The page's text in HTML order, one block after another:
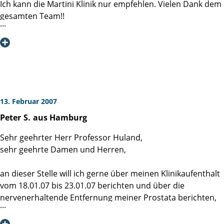
Ziel dienen zu wollen -den Patienten die bestmögliche
Pflege und Versorgung zukommen zu lassen. Dafür danke
ich der Martiniklinik von ganzem Herzen, auch im Namen
meiner Frau (die Besucher genießen ebenso die besondere
Herzlichen Dank dem gesamten Team!
Hans-G. Brockmann Rotenburg (Wümme)
Ich kann die Martini Klinik nur empfehlen. Vielen Dank dem
gesamten Team!!
13. Februar 2007
Peter S. aus Hamburg
Sehr geehrter Herr Professor Huland,
sehr geehrte Damen und Herren,
an dieser Stelle will ich gerne über meinen Klinikaufenthalt
vom 18.01.07 bis 23.01.07 berichten und über die
nervenerhaltende Entfernung meiner Prostata berichten,
weil bei Gewebsproben Tumor nachgewiesen wurde.
Meine Frau und ich wurden von Herrn Professor Huland